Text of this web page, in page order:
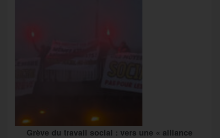
Grève du travail social : vers une « alliance